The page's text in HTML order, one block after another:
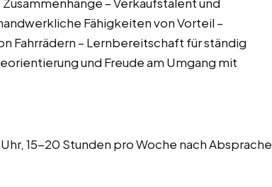
– Verkaufstalent und
Fähigkeiten von Vorteil –
Fahrrädern – Lernbereitschaft für ständig
und Freude am Umgang mit
15-20 Stunden pro Woche nach Absprache